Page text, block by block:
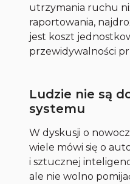
utrzymania ruchu
raportowania,
jest koszt
przewidywalności
Ludzie nie są
systemu
W dyskusji o
wiele mówi się o
i sztucznej
ale nie wolno